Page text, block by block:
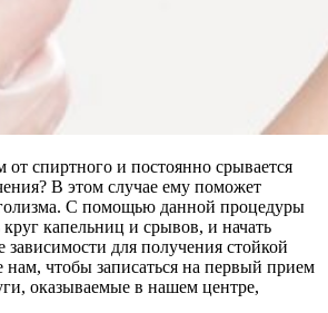
спиртного и постоянно срывается
В этом случае ему поможет
С помощью данной процедуры
капельниц и срывов, и начать
зависимости для получения стойкой
чтобы записаться на первый прием
оказываемые в нашем центре,